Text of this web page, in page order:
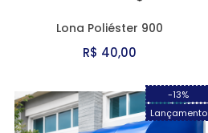
Lona Poliéster 900
R$ 40,00
-13%
Lançamento